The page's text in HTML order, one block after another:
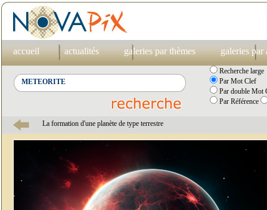
accueil actualités galeries par thèmes galeries par
Recherche large
Par Mot Clef
Par double Mot
Par Référence
La formation d'une planète de type terrestre